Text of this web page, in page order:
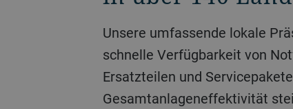
Unsere umfassende lokale
schnelle Verfügbarkeit von
Ersatzteilen und
Gesamtanlageneffektivität